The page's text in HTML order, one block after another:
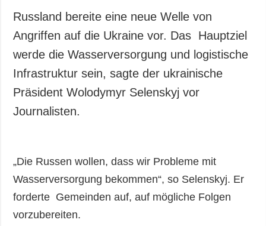
ZUSÄTZLICH
Veröffentlichungen
Interview
Fotos
Video
LEISTUNGEN
Abonnement
Fotobank
Russland bereite eine neue Welle von
Angriffen auf die Ukraine vor. Das Hauptziel
werde die Wasserversorgung und logistische
Infrastruktur sein, sagte der ukrainische
Präsident Wolodymyr Selenskyj vor
Journalisten.
„Die Russen wollen, dass wir Probleme mit
Wasserversorgung bekommen“, so Selenskyj. Er
forderte Gemeinden auf, auf mögliche Folgen
vorzubereiten.